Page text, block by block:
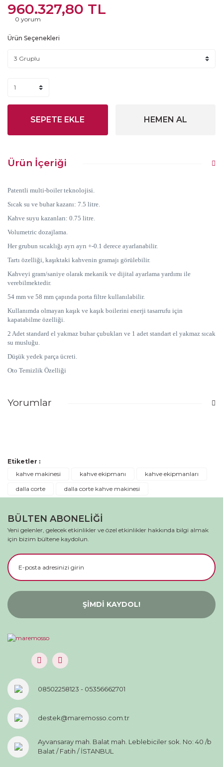
960.327,80 TL
0 yorum
Ürün Seçenekleri
SEPETE EKLE HEMEN AL
Ürün İçeriği
Patentli multi-boiler teknolojisi.
Sıcak su ve buhar kazanı: 7.5 litre.
Kahve suyu kazanları: 0.75 litre.
Volumetric dozajlama.
Her grubun sıcaklığı ayrı ayrı +-0.1 derece ayarlanabilir.
Tartı özelliği, kaşıktaki kahvenin gramajı görülebilir.
Kahveyi gram/saniye olarak mekanik ve dijital ayarlama yardımı ile
verebilmektedir.
54 mm ve 58 mm çapında porta filtre kullanılabilir.
Kullanımda olmayan kaşık ve kaşık boilerini enerji tasarrufu için
kapatabilme özelliği.
2 Adet standard el yakmaz buhar çubukları ve 1 adet standart el yakmaz sıcak
su musluğu.
Düşük yedek parça ücreti.
Oto Temizlik Özelliği
Yorumlar
Etiketler :
kahve makinesi
kahve ekipmanı
kahve ekipmanları
dalla corte
dalla corte kahve makinesi
BÜLTEN ABONELİĞİ
Yeni gelenler, gelecek etkinlikler ve özel etkinlikler hakkında bilgi almak
için bizim bültene kaydolun.
ŞİMDİ KAYDOL!
08502258123 - 05356662701
destek@maremosso.com.tr
Ayvansaray mah. Balat mah. Leblebiciler sok. No: 40 /b
Balat / Fatih / İSTANBUL